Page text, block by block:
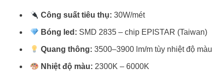
Công suất tiêu thụ: 30W/mét
Bóng led: SMD 2835 – chip EPISTAR (Taiwan)
Quang thông: 3500–3900 lm/m tùy nhiệt độ màu
Nhiệt độ màu: 2300K – 6000K